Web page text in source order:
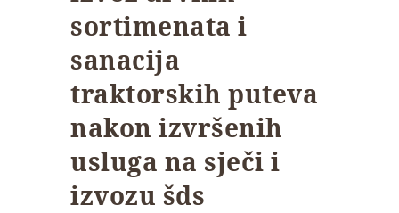
sortimenata i
sanacija
traktorskih puteva
nakon izvršenih
usluga na sječi i
izvozu šds